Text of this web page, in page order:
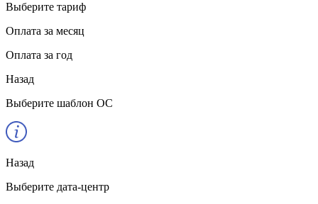
Выберите тариф
Оплата за месяц
Оплата за год
Назад
Выберите шаблон ОС
Назад
Выберите дата-центр